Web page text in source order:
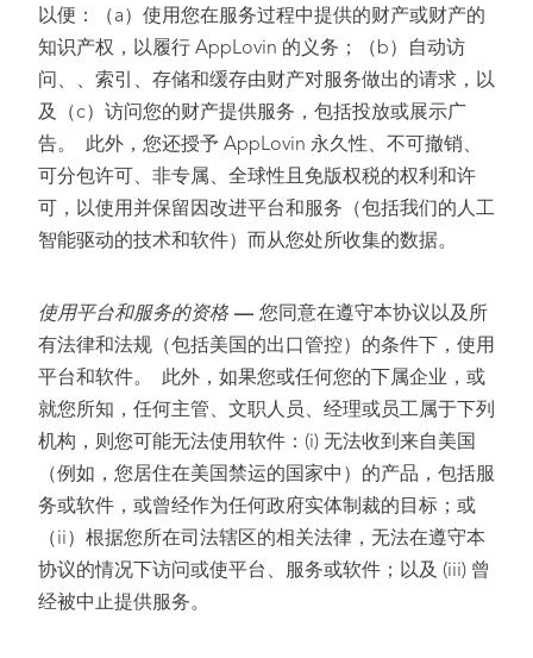
以便：（a）使用您在服务过程中提供的财产或财产的
知识产权，以履行 AppLovin 的义务；（b）自动访
问、、索引、存储和缓存由财产对服务做出的请求，以
及（c）访问您的财产提供服务，包括投放或展示广
告。 此外，您还授予 AppLovin 永久性、不可撤销、
可分包许可、非专属、全球性且免版权税的权利和许
可，以使用并保留因改进平台和服务（包括我们的人工
智能驱动的技术和软件）而从您处所收集的数据。
使用平台和服务的资格 — 您同意在遵守本协议以及所
有法律和法规（包括美国的出口管控）的条件下，使用
平台和软件。 此外，如果您或任何您的下属企业，或
就您所知，任何主管、文职人员、经理或员工属于下列
机构，则您可能无法使用软件：(i) 无法收到来自美国
（例如，您居住在美国禁运的国家中）的产品，包括服
务或软件，或曾经作为任何政府实体制裁的目标；或
（ii）根据您所在司法辖区的相关法律，无法在遵守本
协议的情况下访问或使平台、服务或软件；以及 (iii) 曾
经被中止提供服务。